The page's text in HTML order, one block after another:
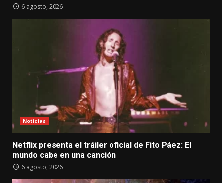
6 agosto, 2026
Noticias
Netflix presenta el tráiler oficial de Fito Páez: El
mundo cabe en una canción
6 agosto, 2026